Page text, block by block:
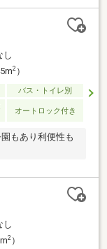
し
2）
バス・トイレ別
オートロック付き
もあり利便性も
し
2）